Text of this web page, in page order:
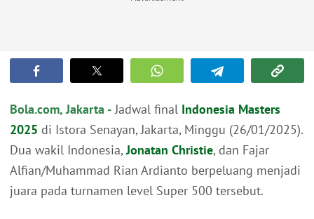
Bola.com, Jakarta -Jadwal final Indonesia Masters
2025 di Istora Senayan, Jakarta, Minggu (26/01/2025).
Dua wakil Indonesia,Jonatan Christie, dan Fajar
Alfian/Muhammad Rian Ardianto berpeluang menjadi
juara pada turnamen level Super 500 tersebut.